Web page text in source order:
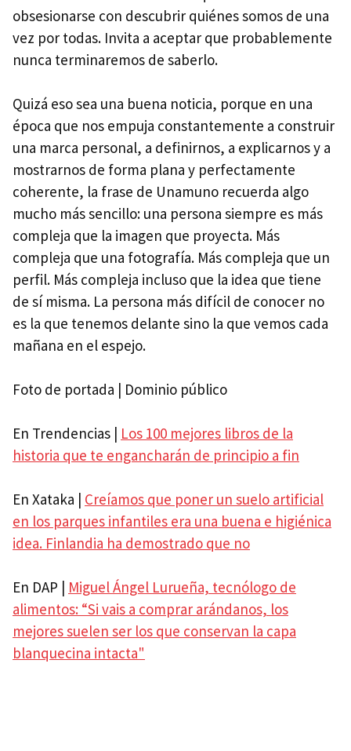
obsesionarse con descubrir quiénes somos de una
vez por todas. Invita a aceptar que probablemente
nunca terminaremos de saberlo.
Quizá eso sea una buena noticia, porque en una
época que nos empuja constantemente a construir
una marca personal, a definirnos, a explicarnos y a
mostrarnos de forma plana y perfectamente
coherente, la frase de Unamuno recuerda algo
mucho más sencillo: una persona siempre es más
compleja que la imagen que proyecta. Más
compleja que una fotografía. Más compleja que un
perfil. Más compleja incluso que la idea que tiene
de sí misma. La persona más difícil de conocer no
es la que tenemos delante sino la que vemos cada
mañana en el espejo.
Foto de portada | Dominio público
En Trendencias | Los 100 mejores libros de la
historia que te engancharán de principio a fin
En Xataka | Creíamos que poner un suelo artificial
en los parques infantiles era una buena e higiénica
idea. Finlandia ha demostrado que no
En DAP | Miguel Ángel Lurueña, tecnólogo de
alimentos: “Si vais a comprar arándanos, los
mejores suelen ser los que conservan la capa
blanquecina intacta"